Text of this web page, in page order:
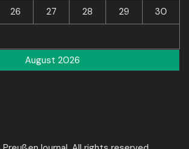
August 2026
26 27 28 29 30